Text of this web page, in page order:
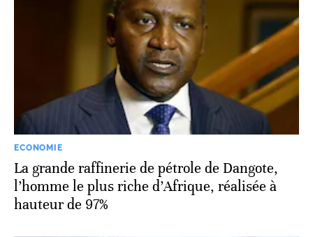
ECONOMIE
La grande raffinerie de pétrole de Dangote,
l’homme le plus riche d’Afrique, réalisée à
hauteur de 97%